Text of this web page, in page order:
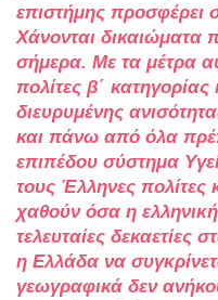
επιστήμης προσφέρει
Χάνονται δικαιώματα
σήμερα. Με τα μέτρα
πολίτες β΄
διευρυμένης
και πάνω από όλα
επιπέδου σύστημα
τους Έλληνες πολίτες
χαθούν όσα η
τελευταίες δεκαετίες
η Ελλάδα να
γεωγραφικά δεν